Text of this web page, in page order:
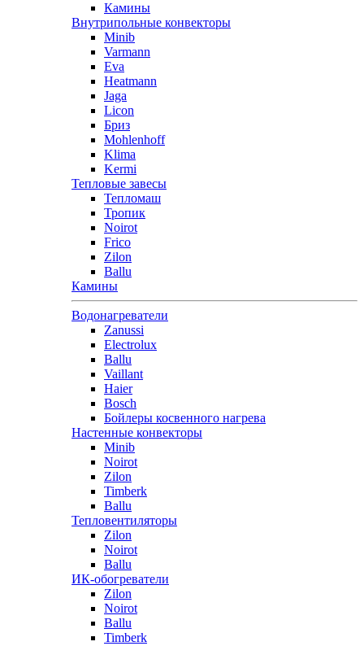
Камины
Внутрипольные конвекторы
Minib
Varmann
Eva
Heatmann
Jaga
Licon
Бриз
Mohlenhoff
Klima
Kermi
Тепловые завесы
Тепломаш
Тропик
Noirot
Frico
Zilon
Ballu
Камины
Водонагреватели
Zanussi
Electrolux
Ballu
Vaillant
Haier
Bosch
Бойлеры косвенного нагрева
Настенные конвекторы
Minib
Noirot
Zilon
Timberk
Ballu
Тепловентиляторы
Zilon
Noirot
Ballu
ИК-обогреватели
Zilon
Noirot
Ballu
Timberk